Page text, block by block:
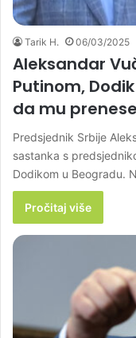
Tarik H. 06/03/2025
Aleksandar
Putinom,
da mu
Predsjednik Srbije
sastanka s
Dodikom u Beogradu.
Pročitaj više